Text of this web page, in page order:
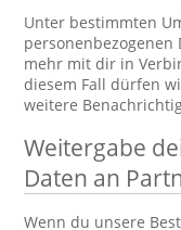
Unter bestimmten
personenbezogenen
mehr mit dir in
diesem Fall dürfen
weitere
Weitergabe
Daten an
Wenn du unsere